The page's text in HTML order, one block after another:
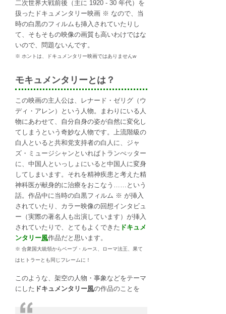
二次世界大戦前後（主に 1920 - 30 年代）を
扱ったドキュメンタリー映画 ※ なので、当
時の白黒のフィルムも挿入されていたりし
て、そもそもの映像の画質も高いわけではな
いので、問題ないんです。
※ ホントは、ドキュメンタリー映画ではありませんw
モキュメンタリーとは？
この映画の主人公は、レナード・ゼリグ（ウ
ディ・アレン）という人物。まわりにいる人
物にあわせて、自分自身の姿が自然に変化し
てしまうという奇妙な人物です。上流階級の
白人といると共和党支持者の白人に、ジャ
ズ・ミュージシャンといればトランぺッター
に、中国人といっしょにいると中国人に変身
してしまいます。それを精神疾患と考えた精
神科医が献身的に治療をおこなう……という
話。作品中に当時の白黒フィルム ※ が挿入
されていたり、カラー映像の回想インタビュ
ー（実際の著名人も出演しています）が挿入
されていたりで、とてもよくできた ドキュメ
ンタリー風作品だと思います。
※ 合衆国大統領からベーブ・ルース、ローマ法王、果て
はヒトラーとも同じフレームに！
このような、架空の人物・事象などをテーマ
にした ドキュメンタリー風の作品のことを